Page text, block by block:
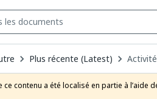
Plus récente (Latest)
ce contenu a été localisé en partie à l’aide